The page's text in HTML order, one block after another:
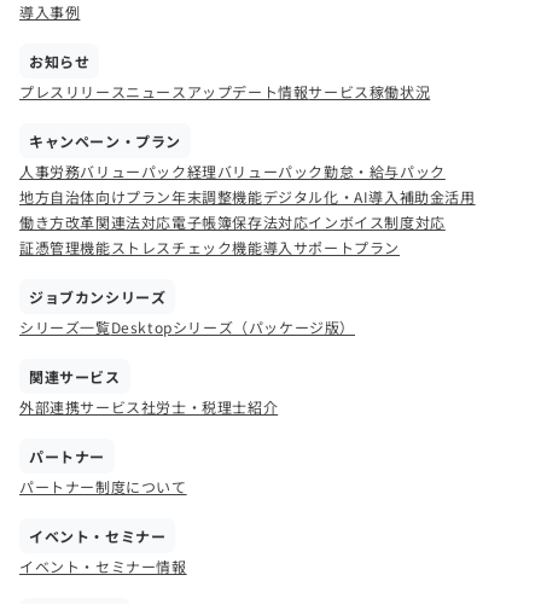
導入事例
お知らせ
プレスリリースニュース アップデート情報サービス稼働状況
キャンペーン・プラン
人事労務バリューパック経理バリューパック勤怠・給与パック
地方自治体向けプラン年末調整機能デジタル化・AI導入補助金活用
働き方改革関連法対応電子帳簿保存法対応インボイス制度対応
証憑管理機能ストレスチェック機能導入サポートプラン
ジョブカンシリーズ
シリーズ一覧Desktopシリーズ（パッケージ版）
関連サービス
外部連携サービス社労士・税理士紹介
パートナー
パートナー制度について
イベント・セミナー
イベント・セミナー情報